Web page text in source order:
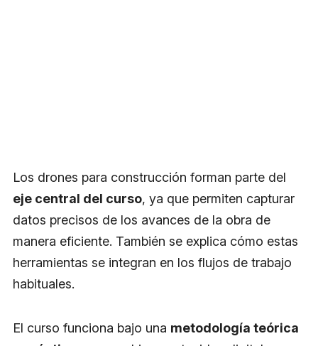
Los drones para construcción forman parte del
eje central del curso, ya que permiten capturar
datos precisos de los avances de la obra de
manera eficiente. También se explica cómo estas
herramientas se integran en los flujos de trabajo
habituales.
El curso funciona bajo una metodología teórica